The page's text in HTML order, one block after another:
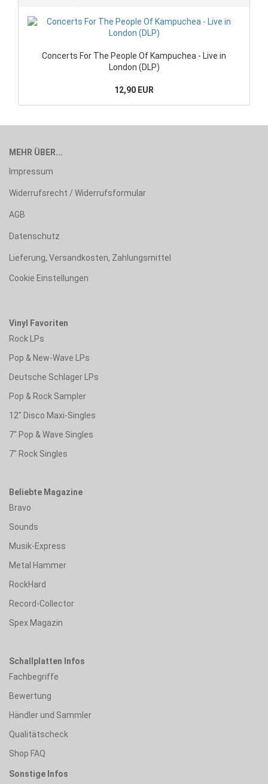
Concerts For The People Of Kampuchea - Live in
London (DLP)
12,90 EUR
MEHR ÜBER...
Impressum
Widerrufsrecht / Widerrufsformular
AGB
Datenschutz
Lieferung, Versandkosten, Zahlungsmittel
Cookie Einstellungen
Vinyl Favoriten
Rock LPs
Pop & New-Wave LPs
Deutsche Schlager LPs
Pop & Rock Sampler
12" Disco Maxi-Singles
7" Pop & Wave Singles
7" Rock Singles
Beliebte Magazine
Bravo
Sounds
Musik-Express
Metal Hammer
RockHard
Record-Collector
Spex Magazin
Schallplatten Infos
Fachbegriffe
Bewertung
Händler und Sammler
Qualitätscheck
Shop FAQ
Sonstige Infos